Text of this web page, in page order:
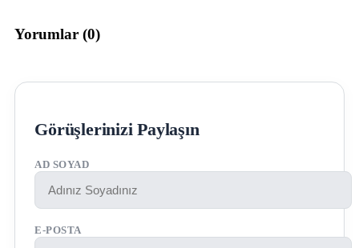
Yorumlar (0)
Görüşlerinizi Paylaşın
AD SOYAD
E-POSTA